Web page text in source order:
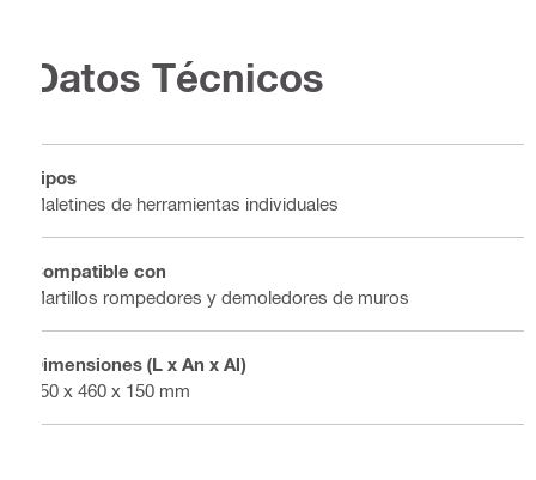
Datos Técnicos
Tipos
Maletines de herramientas individuales
Compatible con
Martillos rompedores y demoledores de muros
Dimensiones (L x An x Al)
650 x 460 x 150 mm